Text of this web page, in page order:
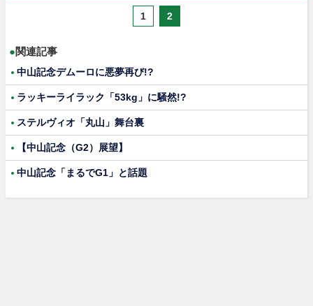
1 2
●関連記事
中山記念デムーロに悪夢再び!?
ラッキーライラック「53kg」に騒然!?
ステルヴィオ「丸山」舞台裏
【中山記念（G2）展望】
中山記念「まるでG1」と話題